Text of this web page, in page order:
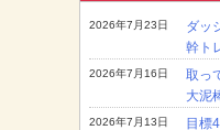
ダッ
幹ト
2026年7月23日
取っ
大泥
2026年7月16日
目標
2026年7月13日